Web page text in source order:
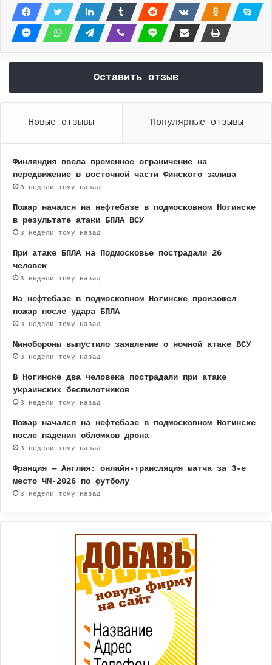
Оставить отзыв
Новые отзывы Популярные отзывы
Финляндия ввела временное ограничение на
передвижение в восточной части Финского залива
3 недели тому назад
Пожар начался на нефтебазе в подмосковном Ногинске
в результате атаки БПЛА ВСУ
3 недели тому назад
При атаке БПЛА на Подмосковье пострадали 26
человек
3 недели тому назад
На нефтебазе в подмосковном Ногинске произошел
пожар после удара БПЛА
3 недели тому назад
Минобороны выпустило заявление о ночной атаке ВСУ
3 недели тому назад
В Ногинске два человека пострадали при атаке
украинских беспилотников
3 недели тому назад
Пожар начался на нефтебазе в подмосковном Ногинске
после падения обломков дрона
3 недели тому назад
Франция — Англия: онлайн-трансляция матча за 3-е
место ЧМ-2026 по футболу
3 недели тому назад